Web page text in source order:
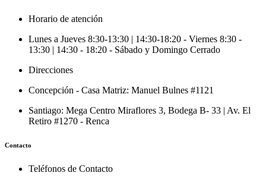
Horario de atención
Lunes a Jueves 8:30-13:30 | 14:30-18:20 - Viernes 8:30 -
13:30 | 14:30 - 18:20 - Sábado y Domingo Cerrado
Direcciones
Concepción - Casa Matriz: Manuel Bulnes #1121
Santiago: Mega Centro Miraflores 3, Bodega B- 33 | Av. El
Retiro #1270 - Renca
Contacto
Teléfonos de Contacto